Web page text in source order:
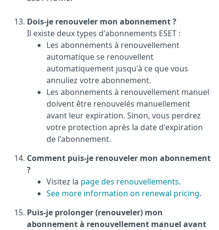
Dois-je renouveler mon abonnement ?
Il existe deux types d'abonnements ESET :
Les abonnements à renouvellement
automatique se renouvellent
automatiquement jusqu'à ce que vous
annuliez votre abonnement.
Les abonnements à renouvellement manuel
doivent être renouvelés manuellement
avant leur expiration. Sinon, vous perdrez
votre protection après la date d'expiration
de l'abonnement.
Comment puis-je renouveler mon abonnement
?
Visitez la page des renouvellements.
See more information on renewal pricing.
Puis-je prolonger (renouveler) mon
abonnement à renouvellement manuel avant